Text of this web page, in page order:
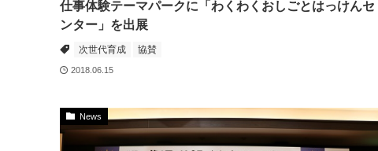
仕事体験テーマパークに「わくわくおしごとはっけんセ
ンター」を出展
次世代育成 協賛
2018.06.15
News